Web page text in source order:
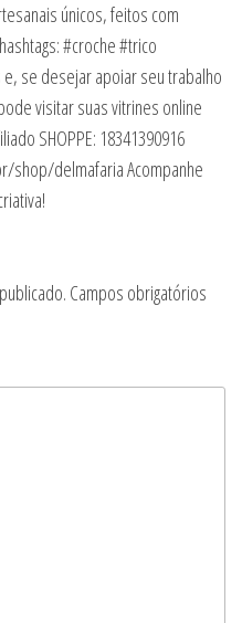
únicos, feitos com
#croche #trico
se desejar apoiar seu trabalho
visitar suas vitrines online
SHOPPE: 18341390916
shop/delmafaria Acompanhe
Campos obrigatórios